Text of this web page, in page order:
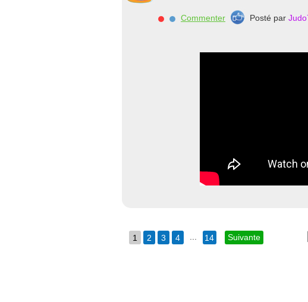
Commenter Posté par
1 2 3 4 14 Suivante